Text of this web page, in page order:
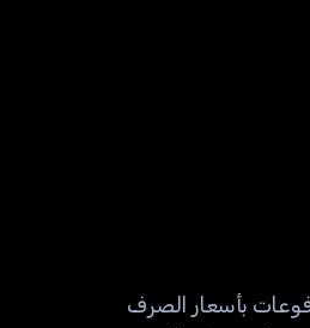
بأسعار الصرف